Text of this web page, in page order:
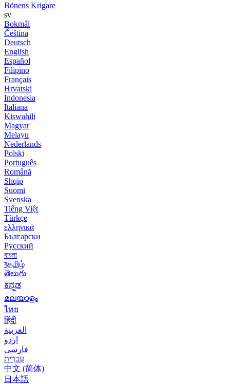
Bönens Krigare
sv
Bokmål
Čeština
Deutsch
English
Español
Filipino
Français
Hrvatski
Indonesia
Italiana
Kiswahili
Magyar
Melayu
Nederlands
Polski
Português
Română
Shqip
Suomi
Svenska
Tiếng Việt
Türkçe
ελληνικά
Български
Русский
বাংলা
বதமிழ்
తెలుగు
ಕನ್ನಡ
മലയാളം
ไทย
हिंदी
العربية
اردو
فارسی
עִברִית
中文 (简体)
日本語